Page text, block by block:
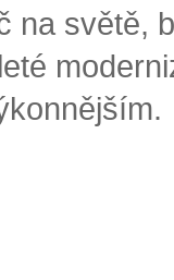
na světě,